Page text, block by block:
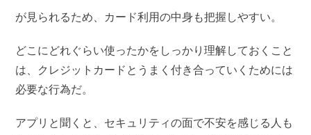
が見られるため、カード利用の中身も把握しやすい。
どこにどれぐらい使ったかをしっかり理解しておくこと
は、クレジットカードとうまく付き合っていくためには
必要な行為だ。
アプリと聞くと、セキュリティの面で不安を感じる人も